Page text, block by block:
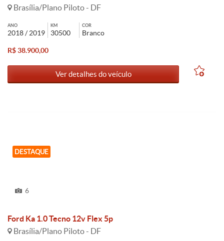
Brasília/Plano Piloto - DF
ANO
2018 / 2019
KM
30500
COR
Branco
R$ 38.900,00
Ver detalhes do veículo
DESTAQUE
6
Ford Ka 1.0 Tecno 12v Flex 5p
Brasília/Plano Piloto - DF